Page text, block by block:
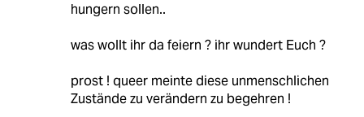
hungern sollen..
was wollt ihr da feiern ? ihr wundert Euch ?
prost ! queer meinte diese unmenschlichen
Zustände zu verändern zu begehren !